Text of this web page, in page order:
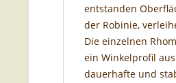
entstanden
der Robinie,
Die einzelnen
ein Winkelprofil
dauerhafte und